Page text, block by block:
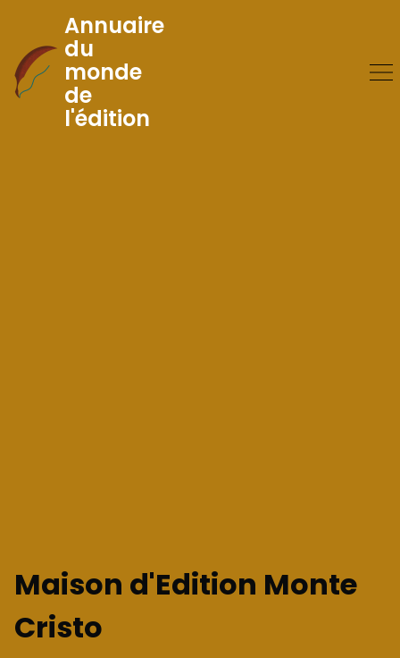
Skip
to
Content
Annuaire
du
monde
de
l'édition
Maison d'Edition Monte
Cristo